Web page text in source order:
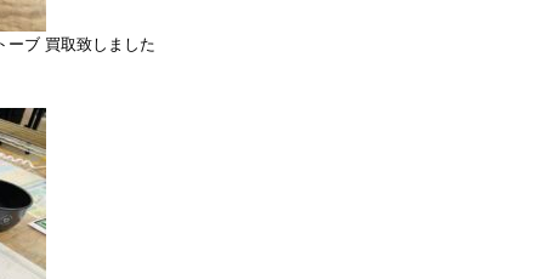
ーブ 買取致しました